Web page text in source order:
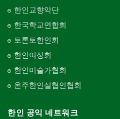
한인교향악단
한국학교연합회
토론토한인회
한인여성회
한인미술가협회
온주한인실협인협회
한인 공익 네트워크